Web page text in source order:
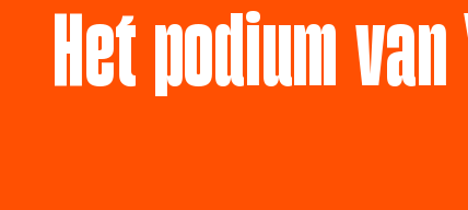
Het podium van